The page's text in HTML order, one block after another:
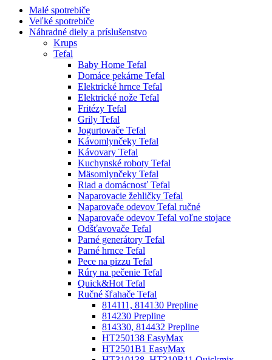
Malé spotrebiče
Veľké spotrebiče
Náhradné diely a príslušenstvo
Krups
Tefal
Baby Home Tefal
Domáce pekárne Tefal
Elektrické hrnce Tefal
Elektrické nože Tefal
Fritézy Tefal
Grily Tefal
Jogurtovače Tefal
Kávomlynčeky Tefal
Kávovary Tefal
Kuchynské roboty Tefal
Mäsomlynčeky Tefal
Riad a domácnosť Tefal
Naparovacie žehličky Tefal
Naparovače odevov Tefal ručné
Naparovače odevov Tefal voľne stojace
Odšťavovače Tefal
Parné generátory Tefal
Parné hrnce Tefal
Pece na pizzu Tefal
Rúry na pečenie Tefal
Quick&Hot Tefal
Ručné šľahače Tefal
814111, 814130 Prepline
814230 Prepline
814330, 814432 Prepline
HT250138 EasyMax
HT2501B1 EasyMax